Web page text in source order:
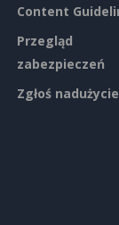
Content
Przegląd
zabezpieczeń
Zgłoś nadużycie